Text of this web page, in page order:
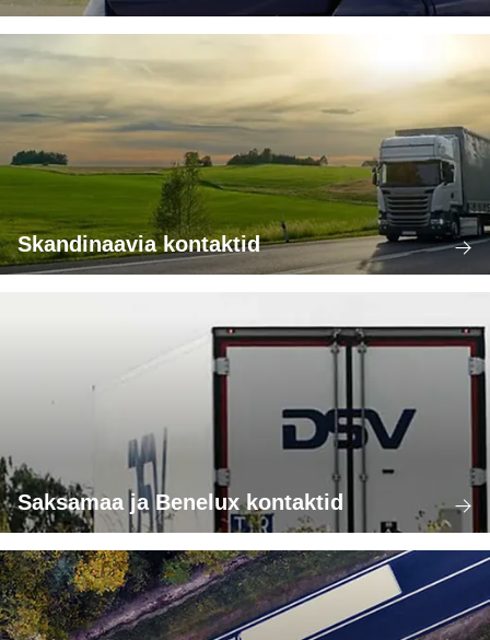
Skandinaavia kontaktid
Saksamaa ja Benelux kontaktid